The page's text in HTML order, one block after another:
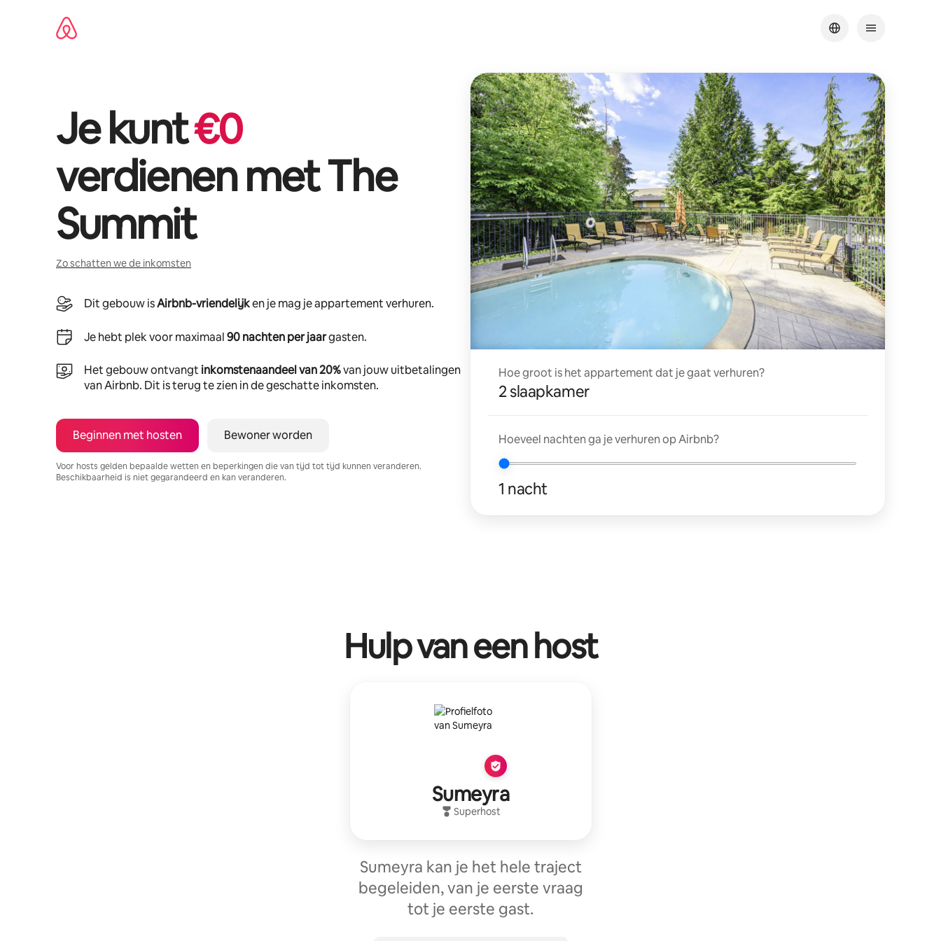
Je kunt€0
verdienen metThe
Summit
Zo schatten we de inkomsten
Dit gebouw isAirbnb-vriendelijken je mag je appartement verhuren.
Je hebt plek voor maximaal90 nachten per jaargasten.
Het gebouw ontvangt inkomstenaandeel van 20%van jouw uitbetalingen
van Airbnb. Dit is terug te zien in de geschatte inkomsten.
Beginnen met hosten Bewoner worden
Voor hosts gelden bepaalde wetten en beperkingen die van tijd tot tijd kunnen veranderen.
Beschikbaarheid is niet gegarandeerd en kan veranderen.
Hoe groot is het appartement dat je gaat verhuren?
2 slaapkamer
Hoeveel nachten ga je verhuren op Airbnb?
1 nacht
Hulp van een host
Sumeyra
Superhost
Sumeyra kan je het hele traject
begeleiden, van je eerste vraag
tot je eerste gast.